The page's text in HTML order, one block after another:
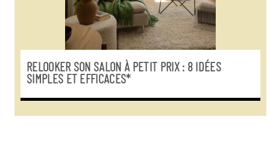
RELOOKER SON SALON À PETIT PRIX : 8 IDÉES
SIMPLES ET EFFICACES*